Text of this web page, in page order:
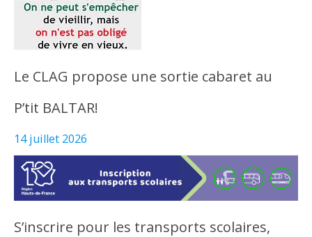
Le CLAG propose une sortie cabaret au
P’tit BALTAR!
14 juillet 2026
S’inscrire pour les transports scolaires,